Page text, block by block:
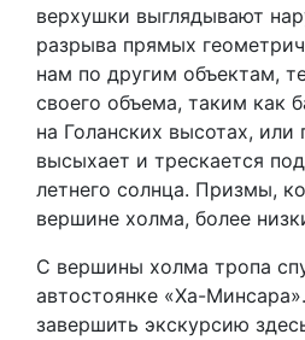
верхушки выглядывают
разрыва прямых
нам по другим объектам,
своего объема, таким как
на Голанских высотах, или
высыхает и трескается
летнего солнца. Призмы,
вершине холма, более
С вершины холма тропа
автостоянке «Ха-
завершить экскурсию